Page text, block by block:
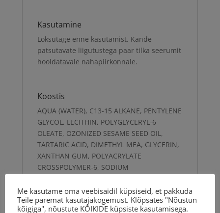
Kasutamine
Loksutage enne kasutamist. Kande
patsutavate liigutustega paar tilka seerumit
hooldatavale nahapiirkonnale.
Koostis
AQUA (WATER), C13-15 ALKANE, PENTYLENE
GLYCOL, LECITHIN, POLYGLYCERYL-6
OLEATE, OZONIZED SESAME SEED OIL,
TARTARIC ACID, DIMETHYL MEA, GLYCERIN,
XANTHAN GUM, POLYACRYLATE
CROSSPOLYMER-6, SODIUM
HYDROGENATED POLYDECENE,
TETRASODIUM GLUTAMATE DIACETATE,
Me kasutame oma veebisaidil küpsiseid, et pakkuda
Teile paremat kasutajakogemust. Klõpsates "Nõustun
kõigiga", nõustute KÕIKIDE küpsiste kasutamisega.